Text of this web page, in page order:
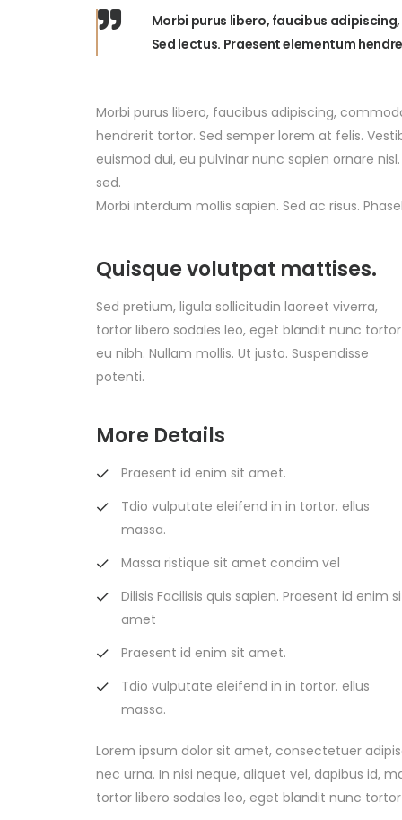
Morbi purus libero, faucibus
Sed lectus. Praesent elementum
Morbi purus libero, faucibus adipiscing,
hendrerit tortor. Sed semper lorem at felis.
euismod dui, eu pulvinar nunc sapien ornare
sed.
Morbi interdum mollis sapien. Sed ac risus.
Quisque volutpat mattises.
Sed pretium, ligula sollicitudin laoreet viverra,
tortor libero sodales leo, eget blandit nunc tortor
eu nibh. Nullam mollis. Ut justo. Suspendisse
potenti.
More Details
Praesent id enim sit amet.
Tdio vulputate eleifend in in tortor. ellus
massa.
Massa ristique sit amet condim vel
Dilisis Facilisis quis sapien. Praesent id enim
amet
Praesent id enim sit amet.
Tdio vulputate eleifend in in tortor. ellus
massa.
Lorem ipsum dolor sit amet, consectetuer
nec urna. In nisi neque, aliquet vel, dapibus id,
tortor libero sodales leo, eget blandit nunc